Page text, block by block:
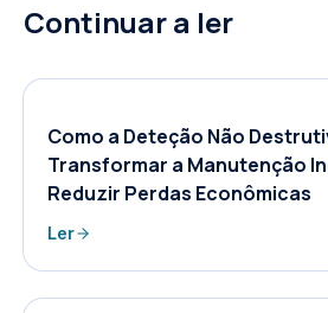
Continuar a ler
Como a Deteção Não
Transformar a Manutenção
Reduzir Perdas Econômicas
Ler